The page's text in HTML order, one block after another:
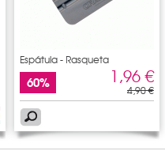
Espátula - Rasqueta
60% 1,96 €
4,90 €